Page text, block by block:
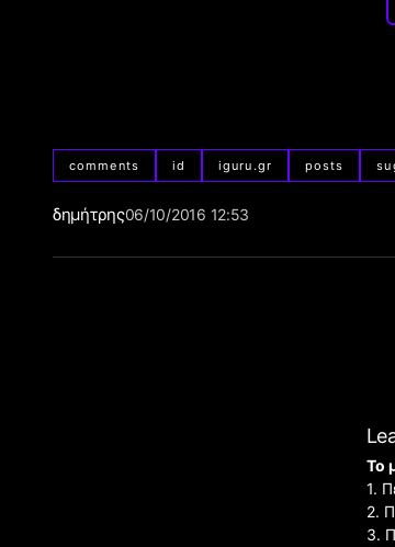
comments id iguru.gr posts
δημήτρης06/10/2016 12:53
Το
1.
2.
3.